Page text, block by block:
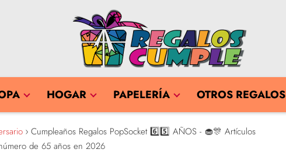
HOGAR PAPELERÍA OTROS REGALOS
Cumpleaños Regalos PopSocket 6️⃣5️⃣ AÑOS - 🧁🎊 Artículos
de 65 años en 2026